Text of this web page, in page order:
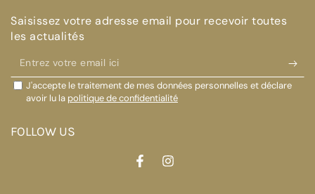
Saisissez votre adresse email pour recevoir toutes
les actualités
Entrez
votre
emailJ'accepte le traitement de mes données personnelles et déclare
avoir lu la politique de confidentialité
FOLLOW US
FacebookInstagram